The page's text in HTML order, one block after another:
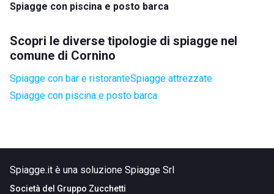
Spiagge con piscina e posto barca
Scopri le diverse tipologie di spiagge nel
comune di Cornino
Spiagge con bar e ristoranteSpiagge attrezzate
Spiagge con piscina e posto barca
Spiagge.it è una soluzione Spiagge Srl
Società del Gruppo Zucchetti